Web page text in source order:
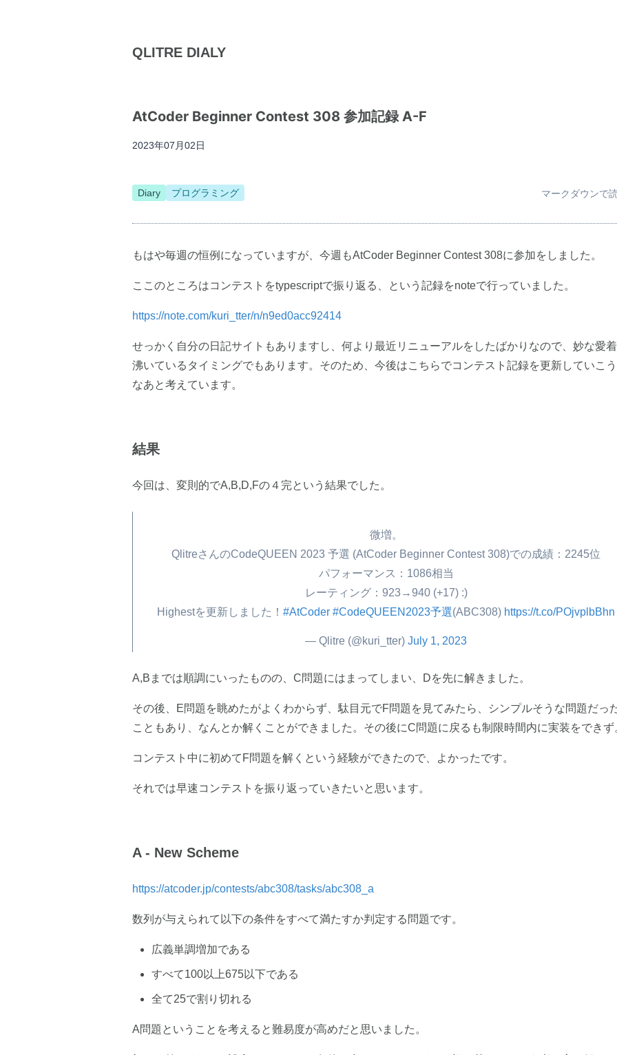
QLITRE DIALY
AtCoder Beginner Contest 308 参加記録 A-F
2023年07月02日
Diary プログラミング マークダウンで
もはや毎週の恒例になっていますが、今週もAtCoder Beginner Contest 308に参加をしました。
ここのところはコンテストをtypescriptで振り返る、という記録をnoteで行っていました。
https://note.com/kuri_tter/n/n9ed0acc92414
せっかく自分の日記サイトもありますし、何より最近リニューアルをしたばかりなので、妙な愛
沸いているタイミングでもあります。そのため、今後はこちらでコンテスト記録を更新していこ
なあと考えています。
結果
今回は、変則的でA,B,D,Fの４完という結果でした。
微増。
QlitreさんのCodeQUEEN 2023 予選 (AtCoder Beginner Contest 308)での成績：2245位
パフォーマンス：1086相当
レーティング：923→940 (+17) :)
Highestを更新しました！ #AtCoder #CodeQUEEN2023予選(ABC308) https://t.co/POjvplbBhn
— Qlitre (@kuri_tter) July 1, 2023
A,Bまでは順調にいったものの、C問題にはまってしまい、Dを先に解きました。
その後、E問題を眺めたがよくわからず、駄目元でF問題を見てみたら、シンプルそうな問題だっ
こともあり、なんとか解くことができました。その後にC問題に戻るも制限時間内に実装をできず
コンテスト中に初めてF問題を解くという経験ができたので、よかったです。
それでは早速コンテストを振り返っていきたいと思います。
A - New Scheme
https://atcoder.jp/contests/abc308/tasks/abc308_a
数列が与えられて以下の条件をすべて満たすか判定する問題です。
広義単調増加である
すべて100以上675以下である
全て25で割り切れる
A問題ということを考えると難易度が高めだと思いました。